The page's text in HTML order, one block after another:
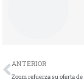
Ant
ANTERIOR